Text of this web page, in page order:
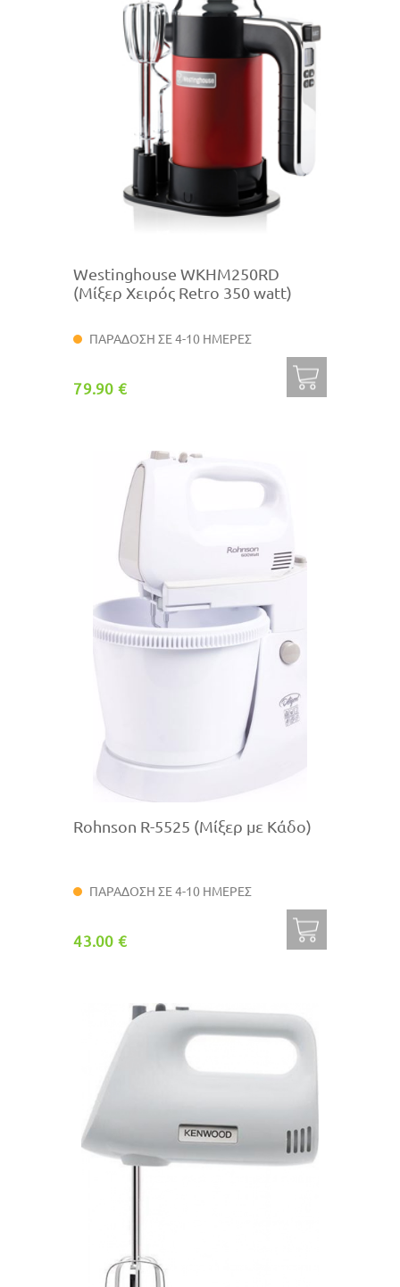
Westinghouse WKHM250RD
(Μίξερ Χειρός Retro 350 watt)
ΠΑΡΑΔΟΣΗ ΣΕ 4-10 ΗΜΕΡΕΣ
79.90 €
Rohnson R-5525 (Μίξερ με Κάδο)
ΠΑΡΑΔΟΣΗ ΣΕ 4-10 ΗΜΕΡΕΣ
43.00 €